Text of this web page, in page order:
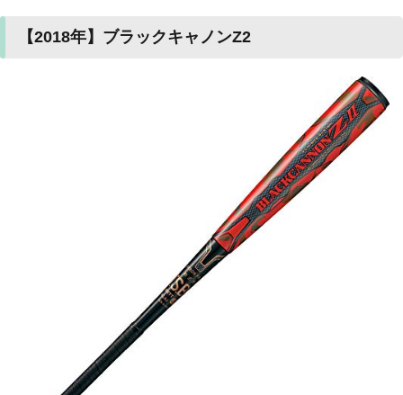
【2018年】ブラックキャノンZ2